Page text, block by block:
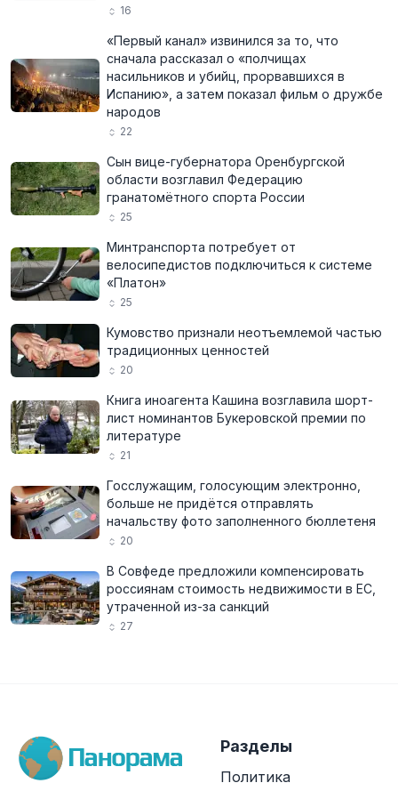
16
«Первый канал» извинился за то, что
сначала рассказал о «полчищах
насильников и убийц, прорвавшихся в
Испанию», а затем показал фильм о дружбе
народов
22
Сын вице-губернатора Оренбургской
области возглавил Федерацию
гранатомётного спорта России
25
Минтранспорта потребует от
велосипедистов подключиться к системе
«Платон»
25
Кумовство признали неотъемлемой частью
традиционных ценностей
20
Книга иноагента Кашина возглавила шорт-
лист номинантов Букеровской премии по
литературе
21
Госслужащим, голосующим электронно,
больше не придётся отправлять
начальству фото заполненного бюллетеня
20
В Совфеде предложили компенсировать
россиянам стоимость недвижимости в ЕС,
утраченной из-за санкций
27
Разделы
Политика